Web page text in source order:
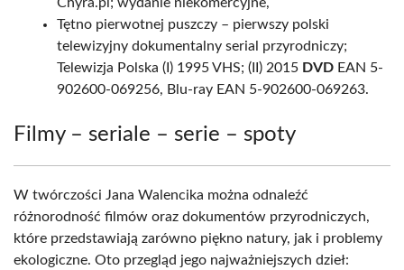
Tętno pierwotnej puszczy – pierwszy polski
telewizyjny dokumentalny serial przyrodniczy;
Telewizja Polska (I) 1995 VHS; (II) 2015 DVD EAN 5-
902600-069256, Blu-ray EAN 5-902600-069263.
Filmy – seriale – serie – spoty
W twórczości Jana Walencika można odnaleźć
różnorodność filmów oraz dokumentów przyrodniczych,
które przedstawiają zarówno piękno natury, jak i problemy
ekologiczne. Oto przegląd jego najważniejszych dzieł: